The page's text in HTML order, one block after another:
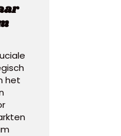
het